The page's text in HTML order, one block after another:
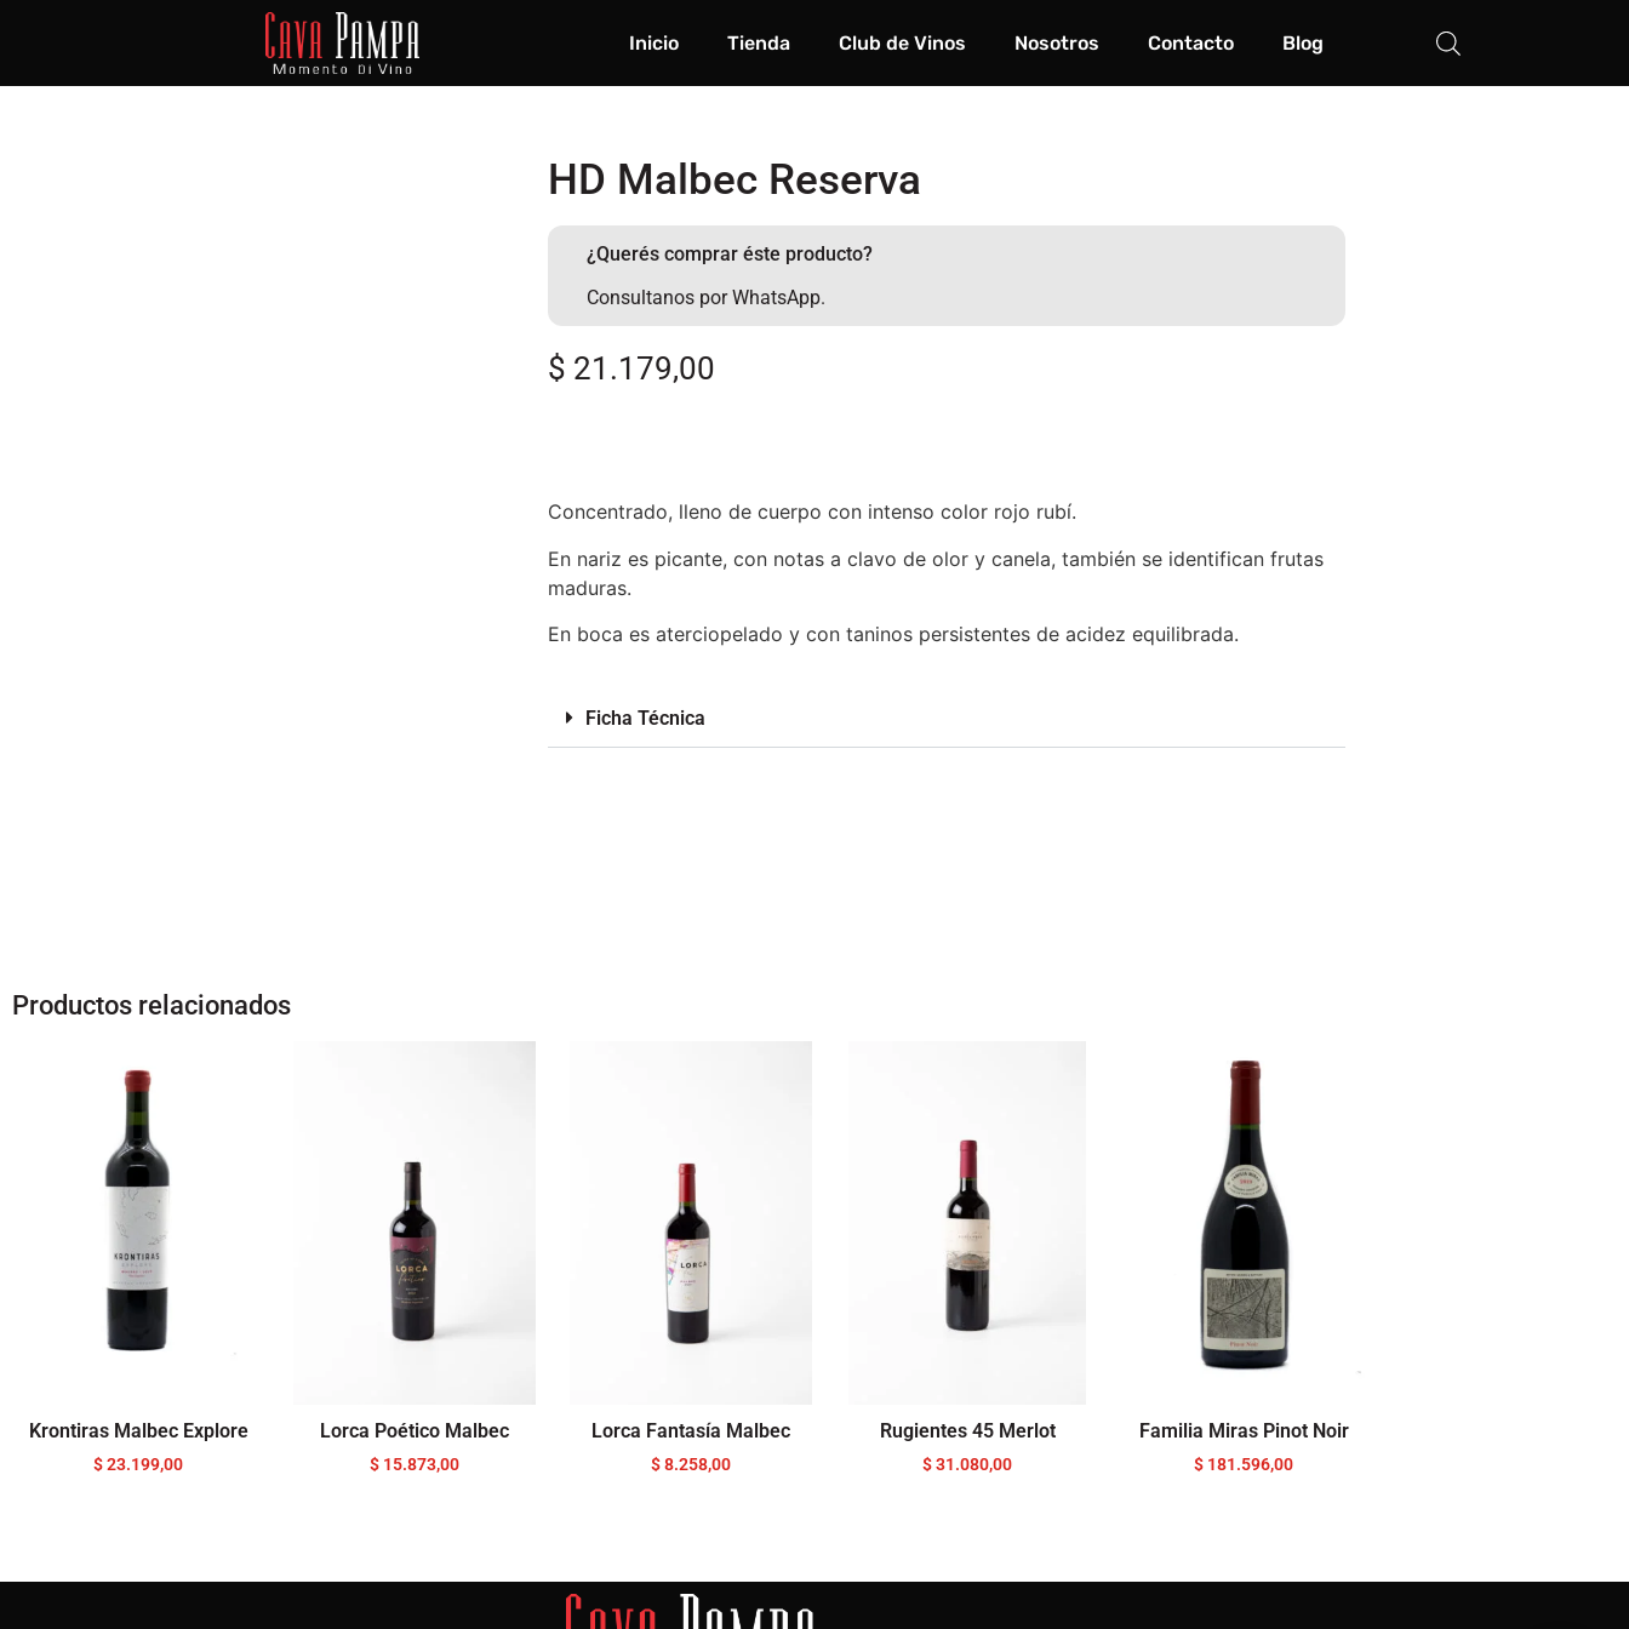
Inicio Tienda Club de Vinos Nosotros Contacto Blog
HD Malbec Reserva
¿Querés comprar éste producto?
Consultanos por WhatsApp.
$ 21.179,00
Concentrado, lleno de cuerpo con intenso color rojo rubí.
En nariz es picante, con notas a clavo de olor y canela, también se identifican frutas
maduras.
En boca es aterciopelado y con taninos persistentes de acidez equilibrada.
Ficha Técnica
Productos relacionados
Krontiras Malbec Explore
$23.199,00
Lorca Poético Malbec
$ 15.873,00
Lorca Fantasía Malbec
$8.258,00
Rugientes 45 Merlot
$31.080,00
Familia Miras Pinot Noir
$ 181.596,00